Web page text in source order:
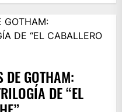
DE GOTHAM:
DE “EL